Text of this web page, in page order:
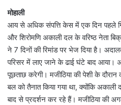
मोहाली
आय से अधिक संपत्ति केस में एक दिन पहले
और शिरोमणि अकाली दल के वरिष्ठ नेता
ने 7 दिनों की रिमांड पर भेज दिया है।
परिसर में लाए जाने के ढाई घंटे बाद आया।
पूछताछ करेगी। मजीठिया की पेशी के
बल को तैनात किया गया था, क्योंकि अकाली
बाद से प्रदर्शन कर रहे हैं। मजीठिया की